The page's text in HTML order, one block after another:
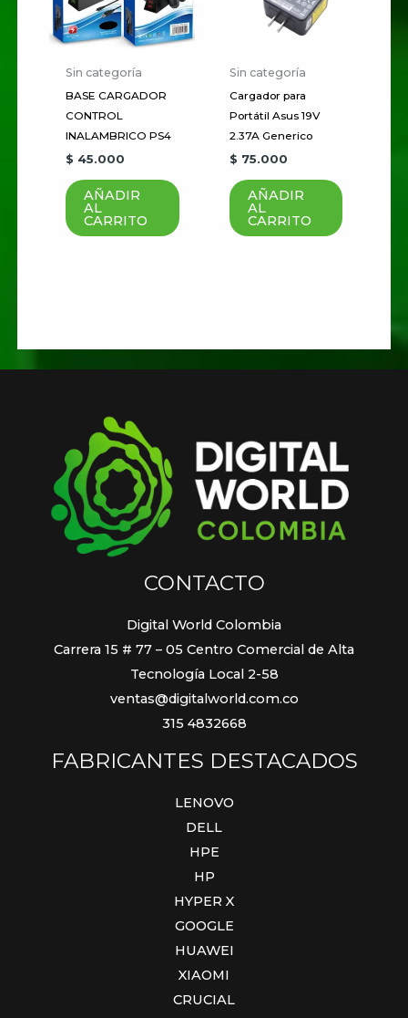
electrónico y sitio web en este
navegador para la próxima vez
Sin categoría
BASE CARGADOR
CONTROL
INALAMBRICO PS4
$ 45.000
AÑADIR
AL
CARRITO
Sin categoría
Cargador para
Portátil Asus 19V
2.37A Generico
$ 75.000
AÑADIR
AL
CARRITO
CONTACTO
Digital World Colombia
Carrera 15 # 77 – 05 Centro Comercial de Alta
Tecnología Local 2-58
ventas@digitalworld.com.co
315 4832668
FABRICANTES DESTACADOS
LENOVO
DELL
HPE
HP
HYPER X
GOOGLE
HUAWEI
XIAOMI
CRUCIAL